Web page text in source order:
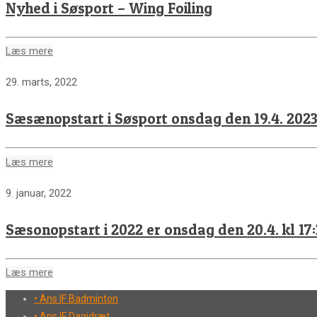
Nyhed i Søsport – Wing Foiling
Læs mere
29. marts, 2022
Sæsænopstart i Søsport onsdag den 19.4. 2023
Læs mere
9. januar, 2022
Sæsonopstart i 2022 er onsdag den 20.4. kl
Læs mere
• Ans IF Badminton